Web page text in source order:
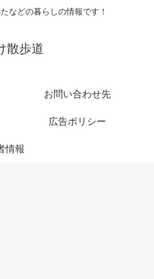
などの暮らしの情報です！
散歩道
お問い合わせ先
広告ポリシー
情報